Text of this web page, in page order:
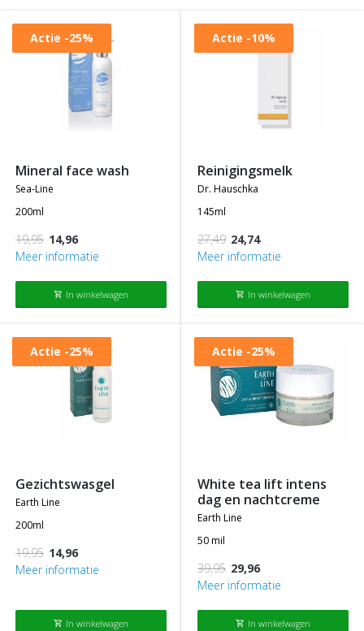
Actie -25%
mineral face wash
sea-line
200ml
19,95 14,96
Meer informatie
shopping_cart In winkelwagen
Actie -10%
reinigingsmelk
dr. hauschka
145ml
27,49 24,74
Meer informatie
shopping_cart In winkelwagen
Actie -25%
gezichtswasgel
earth line
200ml
19,95 14,96
Meer informatie
shopping_cart In winkelwagen
Actie -25%
white tea lift intens
dag en nachtcreme
earth line
50 mil
39,95 29,96
Meer informatie
shopping_cart In winkelwagen